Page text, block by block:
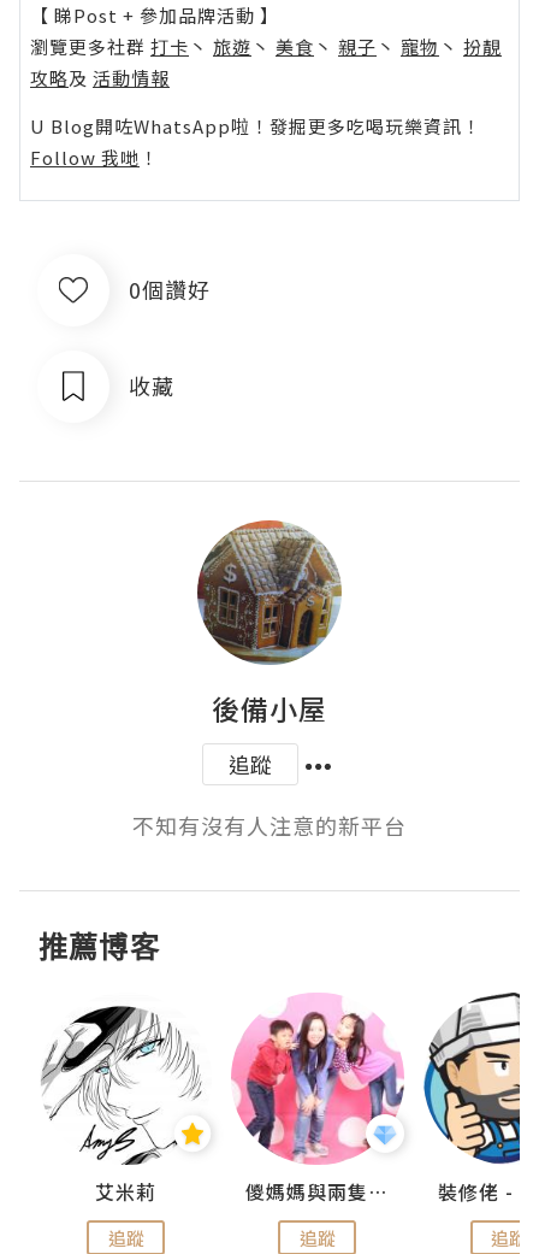
【 睇Post + 參加品牌活動 】
瀏覽更多社群 打卡 丶 旅遊 丶 美食 丶 親子 丶 寵物 丶 扮靚
攻略及 活動情報
U Blog開咗WhatsApp啦！發掘更多吃喝玩樂資訊！
Follow 我哋 ！
0個讚好
收藏
後備小屋
追蹤
不知有沒有人注意的新平台
推薦博客
艾米莉
追蹤
儍媽媽與兩隻小魔怪之家
追蹤 追蹤